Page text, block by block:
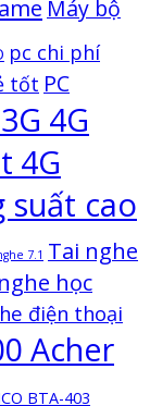
Máy bộ
pc chi phí
tốt PC
4G
4G
suất cao
7.1 Tai nghe
học
điện thoại
Acher
BTA-403